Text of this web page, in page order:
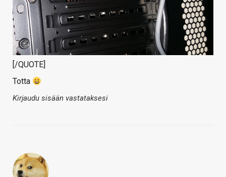
[/QUOTE]
Totta
Kirjaudu sisään vastataksesi